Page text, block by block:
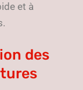
et à
des